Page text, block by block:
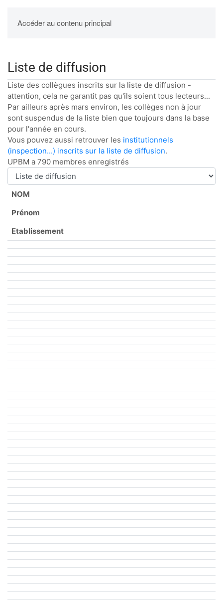
Accéder au contenu principal
UPBM
Liste de diffusion
Liste des collègues inscrits sur la liste de diffusion -
attention, cela ne garantit pas qu'ils soient tous lecteurs...
Par ailleurs après mars environ, les collèges non à jour
sont suspendus de la liste bien que toujours dans la base
pour l'année en cours.
Vous pouvez aussi retrouver les institutionnels
(inspection...) inscrits sur la liste de diffusion.
UPBM a 790 membres enregistrés
NOM
Prénom
Etablissement